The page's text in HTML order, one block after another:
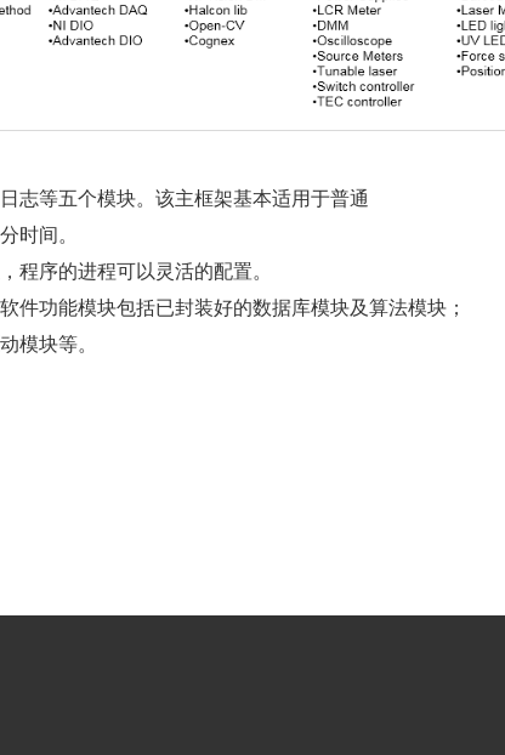
志等五个模块。该主框架基本适用于普通
间。
程序的进程可以灵活的配置。
件功能模块包括已封装好的数据库模块及算法模块；
块等。